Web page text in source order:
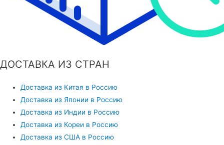
ДОСТАВКА ИЗ СТРАН
Доставка из Китая в Россию
Доставка из Японии в Россию
Доставка из Индии в Россию
Доставка из Кореи в Россию
Доставка из США в Россию